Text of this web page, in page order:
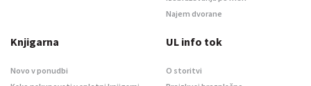
Najem dvorane
Knjigarna
Novo v ponudbi
UL info tok
O storitvi